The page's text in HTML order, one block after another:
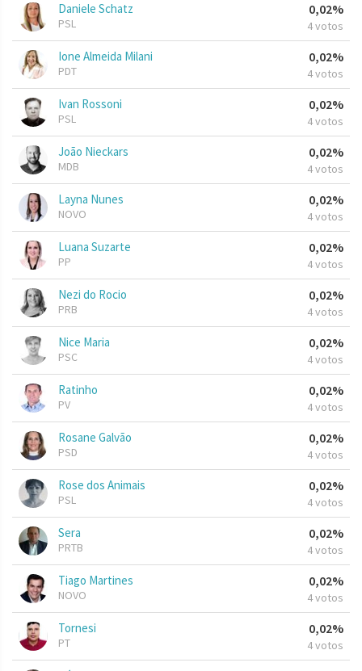
Daniele Schatz
PSL
0,02%
4 votos
Ione Almeida Milani
PDT
0,02%
4 votos
Ivan Rossoni
PSL
0,02%
4 votos
João Nieckars
MDB
0,02%
4 votos
Layna Nunes
NOVO
0,02%
4 votos
Luana Suzarte
PP
0,02%
4 votos
Nezi do Rocio
PRB
0,02%
4 votos
Nice Maria
PSC
0,02%
4 votos
Ratinho
PV
0,02%
4 votos
Rosane Galvão
PSD
0,02%
4 votos
Rose dos Animais
PSL
0,02%
4 votos
Sera
PRTB
0,02%
4 votos
Tiago Martines
NOVO
0,02%
4 votos
Tornesi
PT
0,02%
4 votos